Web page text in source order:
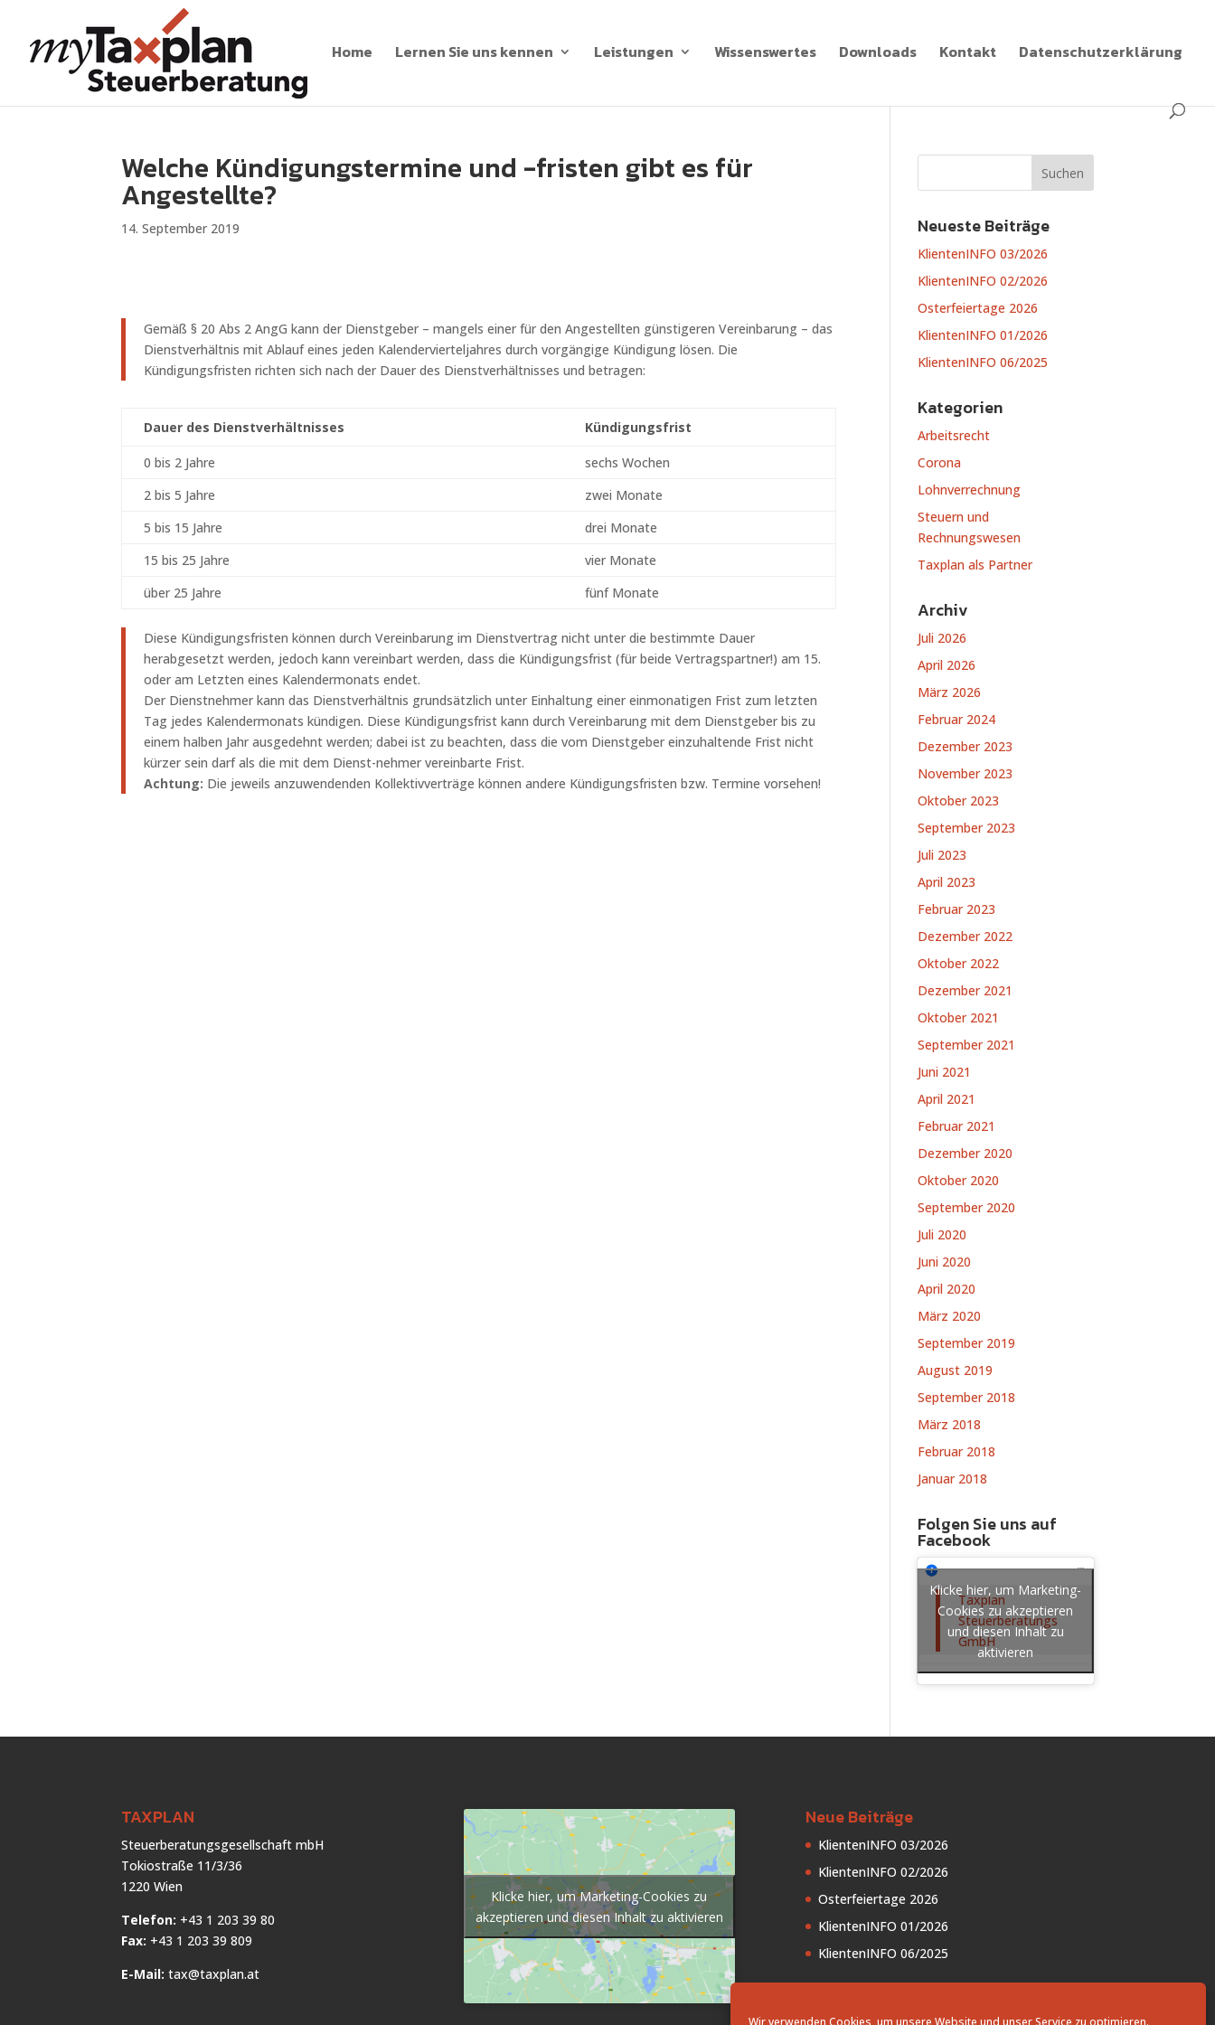
Wir verwenden Cookies, um unsere Website und unser Service zu optimieren.
Home Lernen Sie uns kennen Leistungen Wissenswertes Downloads Kontakt Datenschutzerklärung
Welche Kündigungstermine und -fristen gibt es für
Angestellte?
14. September 2019
Gemäß § 20 Abs 2 AngG kann der Dienstgeber – mangels einer für den Angestellten günstigeren Vereinbarung – das
Dienstverhältnis mit Ablauf eines jeden Kalendervierteljahres durch vorgängige Kündigung lösen. Die
Kündigungsfristen richten sich nach der Dauer des Dienstverhältnisses und betragen:
Dauer des Dienstverhältnisses Kündigungsfrist
0 bis 2 Jahre
sechs Wochen
2 bis 5 Jahre
zwei Monate
5 bis 15 Jahre
drei Monate
15 bis 25 Jahre
vier Monate
über 25 Jahre
fünf Monate
Diese Kündigungsfristen können durch Vereinbarung im Dienstvertrag nicht unter die bestimmte Dauer
herabgesetzt werden, jedoch kann vereinbart werden, dass die Kündigungsfrist (für beide Vertragspartner!) am 15.
oder am Letzten eines Kalendermonats endet.
Der Dienstnehmer kann das Dienstverhältnis grundsätzlich unter Einhaltung einer einmonatigen Frist zum letzten
Tag jedes Kalendermonats kündigen. Diese Kündigungsfrist kann durch Vereinbarung mit dem Dienstgeber bis zu
einem halben Jahr ausgedehnt werden; dabei ist zu beachten, dass die vom Dienstgeber einzuhaltende Frist nicht
kürzer sein darf als die mit dem Dienst-nehmer vereinbarte Frist.
Achtung: Die jeweils anzuwendenden Kollektivverträge können andere Kündigungsfristen bzw. Termine vorsehen!
Neueste Beiträge
KlientenINFO 03/2026
KlientenINFO 02/2026
Osterfeiertage 2026
KlientenINFO 01/2026
KlientenINFO 06/2025
Kategorien
Arbeitsrecht
Corona
Lohnverrechnung
Steuern und
Rechnungswesen
Taxplan als Partner
Archiv
Juli 2026
April 2026
März 2026
Februar 2024
Dezember 2023
November 2023
Oktober 2023
September 2023
Juli 2023
April 2023
Februar 2023
Dezember 2022
Oktober 2022
Dezember 2021
Oktober 2021
September 2021
Juni 2021
April 2021
Februar 2021
Dezember 2020
Oktober 2020
September 2020
Juli 2020
Juni 2020
April 2020
März 2020
September 2019
August 2019
September 2018
März 2018
Februar 2018
Januar 2018
Folgen Sie uns auf
Facebook
Taxplan
Steuerberatungs
GmbH
Klicke hier, um Marketing-
Cookies zu akzeptieren
und diesen Inhalt zu
aktivieren
TAXPLAN
Steuerberatungsgesellschaft mbH
Tokiostraße 11/3/36
1220 Wien
Telefon: +43 1 203 39 80
Fax: +43 1 203 39 809
E-Mail: tax@taxplan.at
Klicke hier, um Marketing-Cookies zu
akzeptieren und diesen Inhalt zu aktivieren
Neue Beiträge
KlientenINFO 03/2026
KlientenINFO 02/2026
Osterfeiertage 2026
KlientenINFO 01/2026
KlientenINFO 06/2025